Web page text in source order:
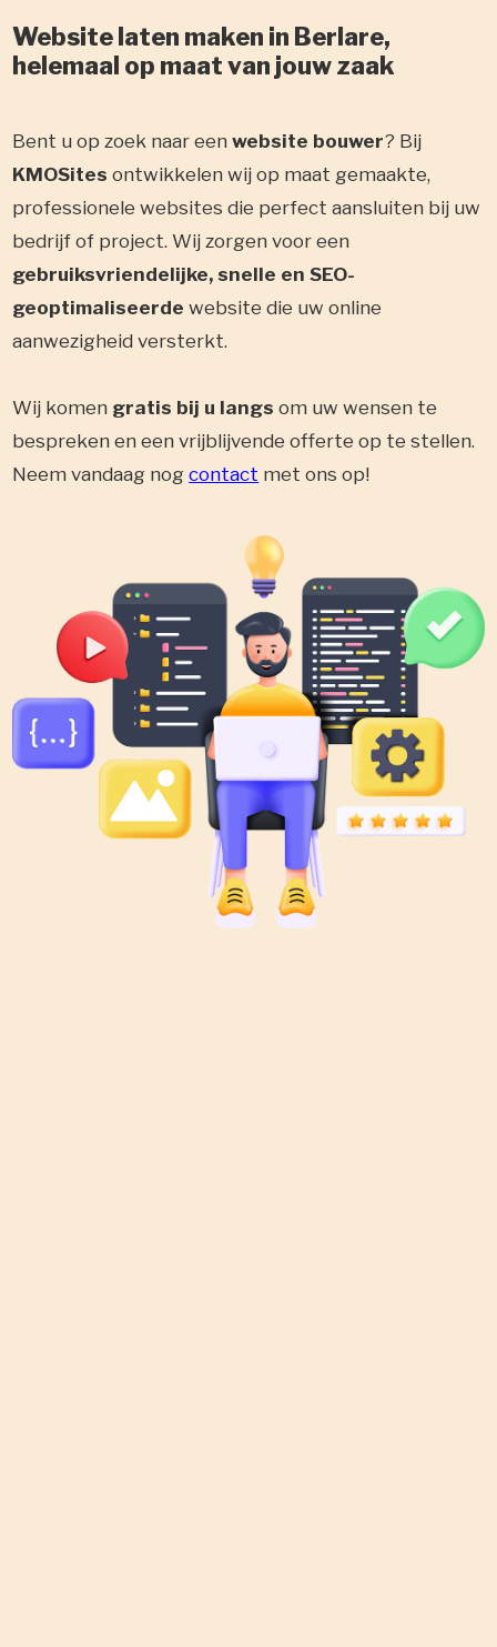
Website laten maken in Berlare,
helemaal op maat van jouw zaak
Bent u op zoek naar eenwebsite bouwer? Bij
KMOSitesontwikkelen wij op maat gemaakte,
professionele websites die perfect aansluiten bij uw
bedrijf of project. Wij zorgen voor een
gebruiksvriendelijke, snelle en SEO-
geoptimaliseerdewebsite die uw online
aanwezigheid versterkt.
Wij komen gratis bij u langs om uw wensen te
bespreken en een vrijblijvende offerte op te stellen.
Neem vandaag nogcontact met ons op!